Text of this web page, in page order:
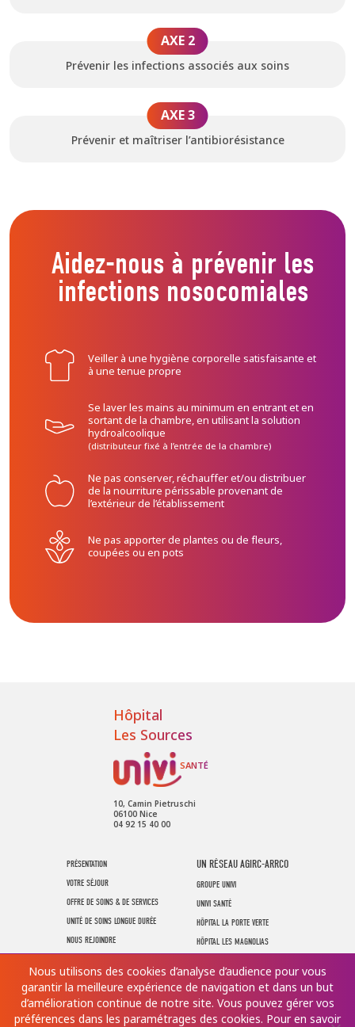
AXE 2
Prévenir les infections associés aux soins
AXE 3
Prévenir et maîtriser l’antibiorésistance
Aidez-nous à prévenir les
infections nosocomiales
Veiller à une hygiène corporelle satisfaisante et
à une tenue propre
Se laver les mains au minimum en entrant et en
sortant de la chambre, en utilisant la solution
hydroalcoolique
(distributeur fixé à l’entrée de la chambre)
Ne pas conserver, réchauffer et/ou distribuer
de la nourriture périssable provenant de
l’extérieur de l’établissement
Ne pas apporter de plantes ou de fleurs,
coupées ou en pots
Hôpital
Les Sources
10, Camin Pietruschi
06100 Nice
04 92 15 40 00
PRÉSENTATION
VOTRE SÉJOUR
OFFRE DE SOINS & DE SERVICES
UNITÉ DE SOINS LONGUE DURÉE
NOUS REJOINDRE
UN RÉSEAU AGIRC-ARRCO
GROUPE UNIVI
UNIVI SANTÉ
HÔPITAL LA PORTE VERTE
HÔPITAL LES MAGNOLIAS
Nous utilisons des cookies d’analyse d’audience pour vous
garantir la meilleure expérience de navigation et dans un but
d’amélioration continue de notre site. Vous pouvez gérer vos
préférences dans les paramétrages des cookies. Pour en savoir